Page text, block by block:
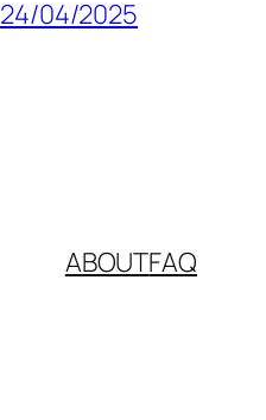
24/04/2025
ABOUTFAQ